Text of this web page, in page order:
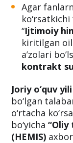
Agar
ko‘rsatkichi
“Ijtimoiy
kiritilgan
a’zolari
kontrakt
Joriy o‘quv
bo‘lgan
o‘rtacha
bo‘yicha “Oliy
(HEMIS)